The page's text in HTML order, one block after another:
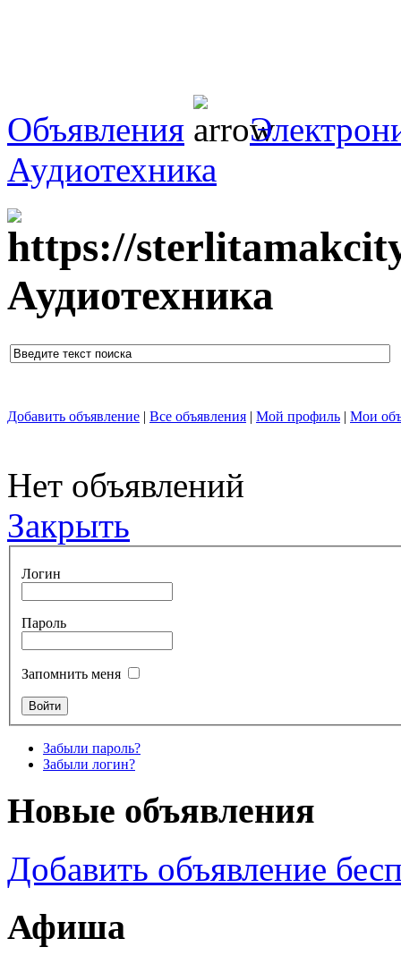
Объявления
Аудиотехника
Аудиотехника
Добавить объявление | Все объявления | Мой профиль | Мои
Нет объявлений
Закрыть
Логин
Пароль
Запомнить меня
Забыли пароль?
Забыли логин?
Новые объявления
Добавить объявление
Афиша